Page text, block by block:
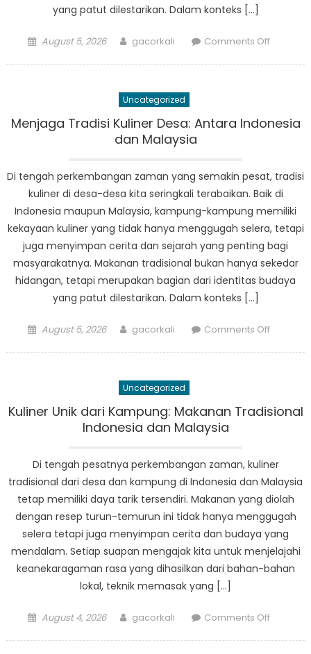
yang patut dilestarikan. Dalam konteks […]
Posted
August 5, 2026 Author
gacorkali Comments Offon
Antara
Uncategorized
Menjaga Tradisi Kuliner Desa: Antara Indonesia
dan Malaysia
Di tengah perkembangan zaman yang semakin pesat, tradisi
kuliner di desa-desa kita seringkali terabaikan. Baik di
Indonesia maupun Malaysia, kampung-kampung memiliki
kekayaan kuliner yang tidak hanya menggugah selera, tetapi
juga menyimpan cerita dan sejarah yang penting bagi
masyarakatnya. Makanan tradisional bukan hanya sekedar
hidangan, tetapi merupakan bagian dari identitas budaya
yang patut dilestarikan. Dalam konteks […]
Posted
August 5, 2026 Author
gacorkali Comments Offon
Antara
Uncategorized
Kuliner Unik dari Kampung: Makanan Tradisional
Indonesia dan Malaysia
Di tengah pesatnya perkembangan zaman, kuliner
tradisional dari desa dan kampung di Indonesia dan Malaysia
tetap memiliki daya tarik tersendiri. Makanan yang diolah
dengan resep turun-temurun ini tidak hanya menggugah
selera tetapi juga menyimpan cerita dan budaya yang
mendalam. Setiap suapan mengajak kita untuk menjelajahi
keanekaragaman rasa yang dihasilkan dari bahan-bahan
lokal, teknik memasak yang […]
Posted
August 4, 2026 Author
gacorkali Comments Offon